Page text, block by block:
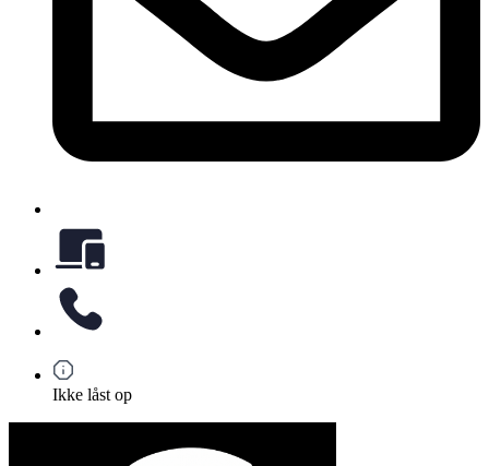
Ikke låst op